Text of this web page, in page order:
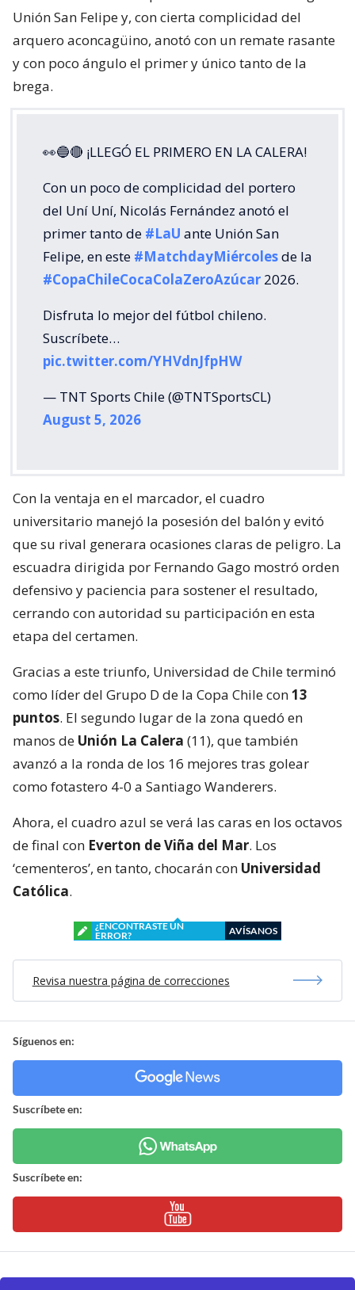
Unión San Felipe y, con cierta complicidad del
arquero aconcagüino, anotó con un remate rasante
y con poco ángulo el primer y único tanto de la
brega.
👀🔵🔴 ¡LLEGÓ EL PRIMERO EN LA CALERA!
Con un poco de complicidad del portero
del Uní Uní, Nicolás Fernández anotó el
primer tanto de #LaU ante Unión San
Felipe, en este #MatchdayMiércolesde la
#CopaChileCocaColaZeroAzúcar 2026.
Disfruta lo mejor del fútbol chileno.
Suscríbete…
pic.twitter.com/YHVdnJfpHW
— TNT Sports Chile (@TNTSportsCL)
August 5, 2026
Con la ventaja en el marcador, el cuadro
universitario manejó la posesión del balón y evitó
que su rival generara ocasiones claras de peligro. La
escuadra dirigida por Fernando Gago mostró orden
defensivo y paciencia para sostener el resultado,
cerrando con autoridad su participación en esta
etapa del certamen.
Gracias a este triunfo, Universidad de Chile terminó
como líder del Grupo D de la Copa Chile con13
puntos. El segundo lugar de la zona quedó en
manos de Unión La Calera (11), que también
avanzó a la ronda de los 16 mejores tras golear
como fotastero 4-0 a Santiago Wanderers.
Ahora, el cuadro azul se verá las caras en los octavos
de final con Everton de Viña del Mar. Los
‘cementeros’, en tanto, chocarán con Universidad
Católica.
¿ENCONTRASTE UN
ERROR?
AVÍSANOS
Revisa nuestra página de correcciones
Síguenos en:
Suscríbete en:
Suscríbete en: